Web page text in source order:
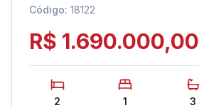
Código: 18122
R$ 1.690.000,00
2 1 3